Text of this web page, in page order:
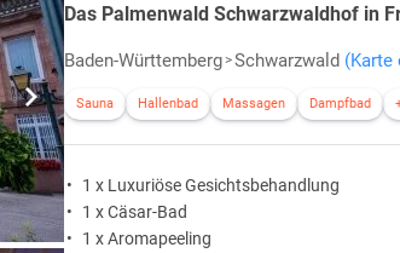
Das Palmenwald Schwarzwaldhof in
Baden-Württemberg Schwarzwald (Karte
Sauna Hallenbad Massagen Dampfbad
1 x Luxuriöse Gesichtsbehandlung
1 x Cäsar-Bad
1 x Aromapeeling